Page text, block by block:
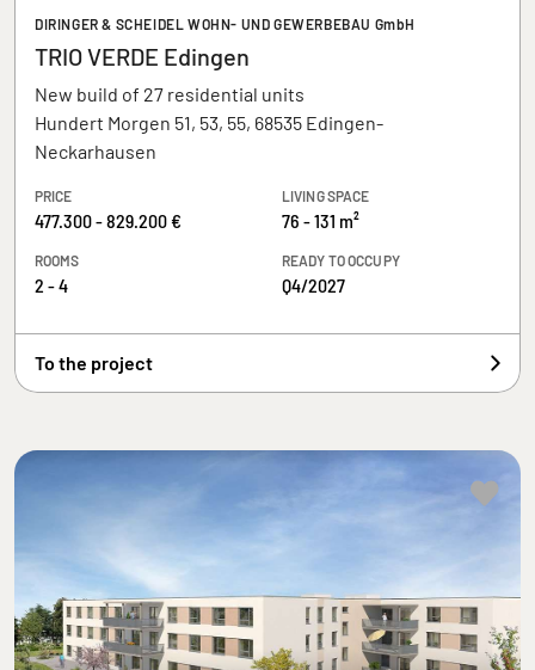
DIRINGER & SCHEIDEL WOHN- UND GEWERBEBAU GmbH
TRIO VERDE Edingen
New build of 27 residential units
Hundert Morgen 51, 53, 55, 68535 Edingen-
Neckarhausen
PRICE
477.300 - 829.200 €
LIVING SPACE
76 - 131 m²
ROOMS
2 - 4
READY TO OCCUPY
Q4/2027
To the project